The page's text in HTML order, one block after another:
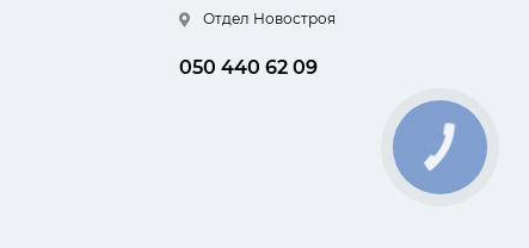
Отдел Новостроя
050 440 62 09